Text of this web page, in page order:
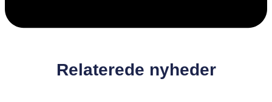
Relaterede nyheder